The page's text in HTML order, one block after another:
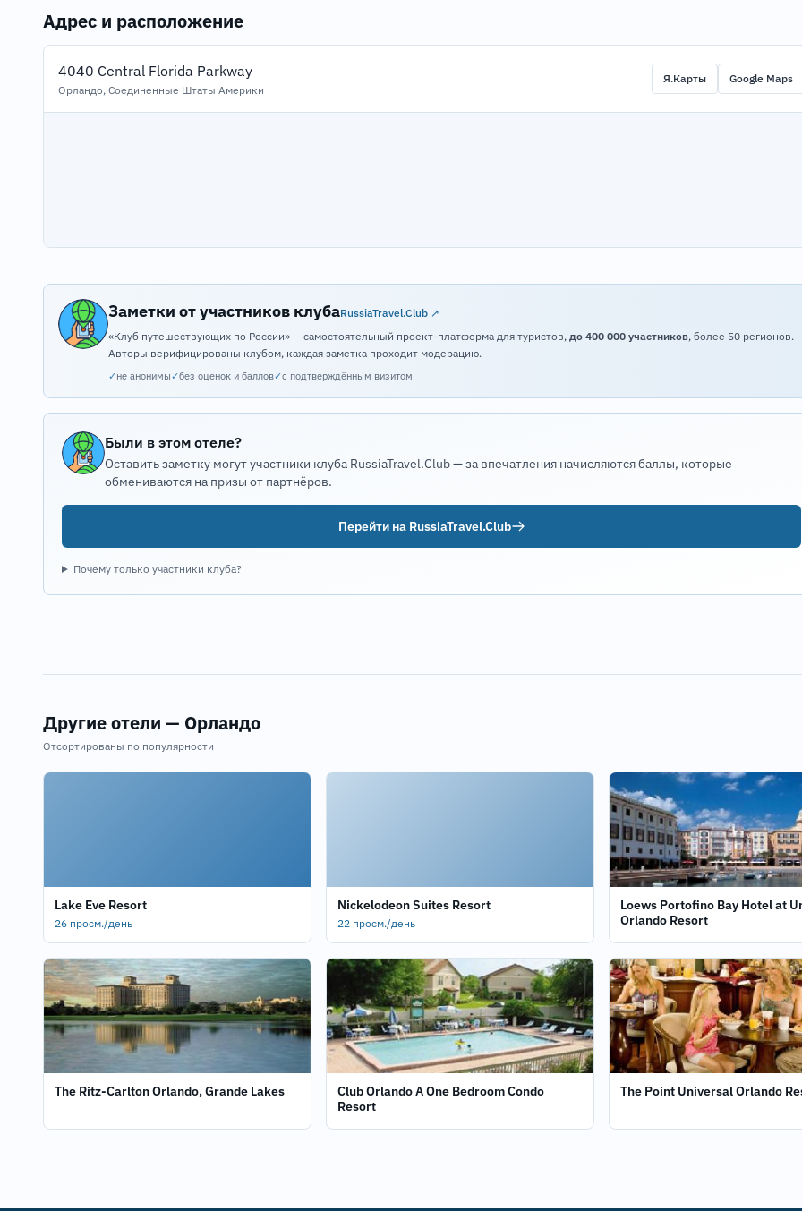
Адрес и расположение
4040 Central Florida Parkway
Орландо, Соединенные Штаты Америки
Я.Карты Google Maps
Заметки от участников клубаRussiaTravel.Club ↗
«Клуб путешествующих по России» — самостоятельный проект-платформа для туристов, до 400 000 участников, более 50 регионов.
Авторы верифицированы клубом, каждая заметка проходит модерацию.
✓не анонимы✓без оценок и баллов✓с подтверждённым визитом
Были в этом отеле?
Оставить заметку могут участники клуба RussiaTravel.Club — за впечатления начисляются баллы, которые
обмениваются на призы от партнёров.
Перейти на RussiaTravel.Club
Почему только участники клуба?
Другие отели — Орландо
Отсортированы по популярности
Lake Eve Resort
26 просм./день
Nickelodeon Suites Resort
22 просм./день
Loews Portofino Bay Hotel at
Orlando Resort
The Ritz-Carlton Orlando, Grande Lakes
Club Orlando A One Bedroom Condo
Resort
The Point Universal Orlando